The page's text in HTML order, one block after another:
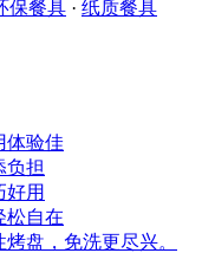
保餐具 · 纸质餐具
体验佳
负担
好用
松自在
盘，免洗更尽兴。